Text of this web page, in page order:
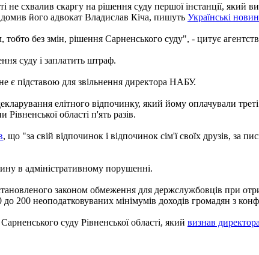
не схвалив скаргу на рішення суду першої інстанції,
його адвокат Владислав Кіча, пишуть Українські
без змін, рішення Сарненського суду", - цитує
суду і заплатить штраф.
є підставою для звільнення директора НАБУ.
елітного відпочинку, який йому оплачували
області п'ять разів.
, що "за свій відпочинок і відпочинок сім'ї своїх друзів, за
в адміністративному порушенні.
законом обмеження для держслужбовців при
200 неоподатковуваних мінімумів доходів громадян з
суду Рівненської області, який визнав